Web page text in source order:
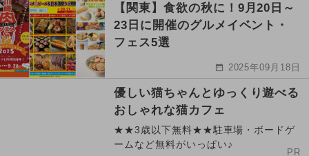
【関東】食欲の秋に！9月20日～
23日に開催のグルメイベント・
フェス5選
2025年09月18日
優しい猫ちゃんとゆっくり遊べる
おしゃれな猫カフェ
★★3歳以下無料★★駐車場・ボードゲ
ームなど無料がいっぱい♪
PR